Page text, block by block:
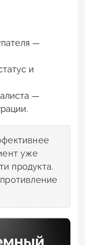
—
и
—
уже
продукта.